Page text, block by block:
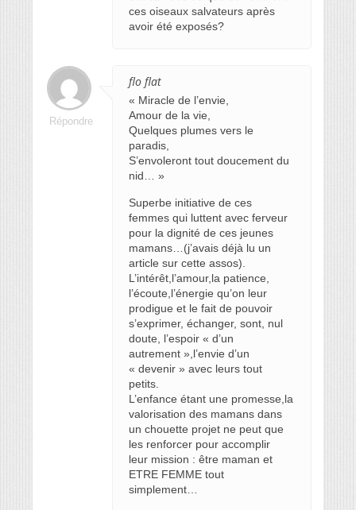
ces oiseaux salvateurs après
avoir été exposés?
flo flat
« Miracle de l’envie,
Amour de la vie,
Quelques plumes vers le
paradis,
S’envoleront tout doucement du
nid… »
Superbe initiative de ces
femmes qui luttent avec ferveur
pour la dignité de ces jeunes
mamans…(j’avais déjà lu un
article sur cette assos).
L’intérêt,l’amour,la patience,
l’écoute,l’énergie qu’on leur
prodigue et le fait de pouvoir
s’exprimer, échanger, sont, nul
doute, l’espoir « d’un
autrement »,l’envie d’un
« devenir » avec leurs tout
petits.
L’enfance étant une promesse,la
valorisation des mamans dans
un chouette projet ne peut que
les renforcer pour accomplir
leur mission : être maman et
ETRE FEMME tout
simplement…
Répondre